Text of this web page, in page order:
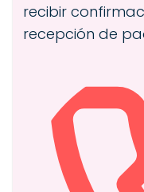
recibir
recepción de